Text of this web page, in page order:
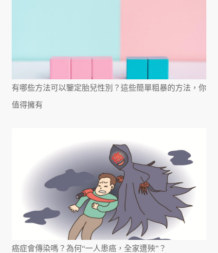
有哪些方法可以鑒定胎兒性別？這些簡單粗暴的方法，你
值得擁有
癌症會傳染嗎？為何“一人患癌，全家遭殃”？